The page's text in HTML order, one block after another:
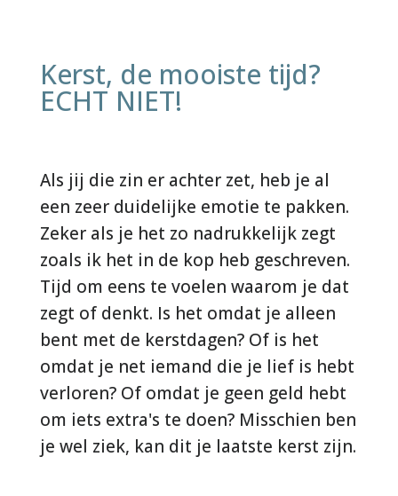
Kerst, de mooiste tijd?
ECHT NIET!
Als jij die zin er achter zet, heb je al
een zeer duidelijke emotie te pakken.
Zeker als je het zo nadrukkelijk zegt
zoals ik het in de kop heb geschreven.
Tijd om eens te voelen waarom je dat
zegt of denkt. Is het omdat je alleen
bent met de kerstdagen? Of is het
omdat je net iemand die je lief is hebt
verloren? Of omdat je geen geld hebt
om iets extra's te doen? Misschien ben
je wel ziek, kan dit je laatste kerst zijn.